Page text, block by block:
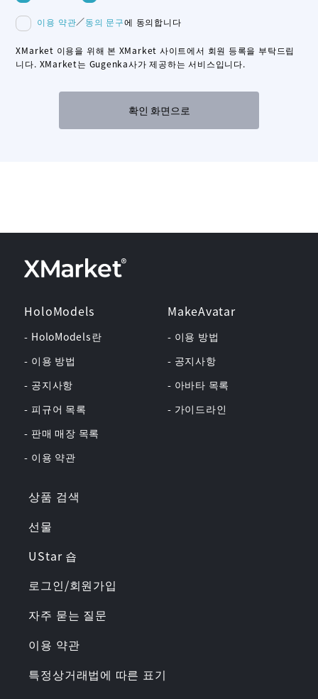
이용 약관／동의 문구에 동의합니다
XMarket 이용을 위해 본 XMarket 사이트에서 회원 등록을 부탁드립
니다. XMarket는 Gugenka사가 제공하는 서비스입니다.
확인 화면으로
HoloModels
- HoloModels란
- 이용 방법
- 공지사항
- 피규어 목록
- 판매 매장 목록
- 이용 약관
MakeAvatar
- 이용 방법
- 공지사항
- 아바타 목록
- 가이드라인
상품 검색
선물
UStar 숍
로그인/회원가입
자주 묻는 질문
이용 약관
특정상거래법에 따른 표기